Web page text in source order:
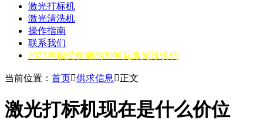
激光打标机
激光清洗机
操作指南
联系我们
2025年很受欢迎的3000瓦激光除锈机
当前位置： 首页供求信息 正文
激光打标机现在是什么价位